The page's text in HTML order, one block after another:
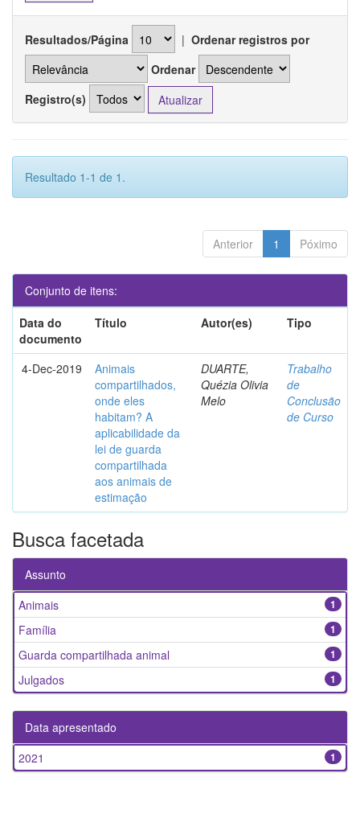
Resultados/Página | Ordenar registros por
Ordenar
Registro(s)
Resultado 1-1 de 1.
Anterior 1 Póximo
Conjunto de itens:
Data do
documento
Título Autor(es) Tipo
4-Dec-2019
Animais
compartilhados,
onde eles
habitam? A
aplicabilidade da
lei de guarda
compartilhada
aos animais de
estimação
DUARTE,
Quézia Olivia
Melo
Trabalho
de
Conclusão
de Curso
Busca facetada
Assunto
1
Animais
1
Família
1
Guarda compartilhada animal
1
Julgados
Data apresentado
1
2021